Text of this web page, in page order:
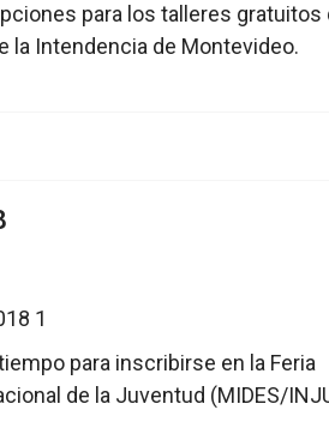
para los talleres gratuitos
la Intendencia de Montevideo.
para inscribirse en la Feria
de la Juventud (MIDES/